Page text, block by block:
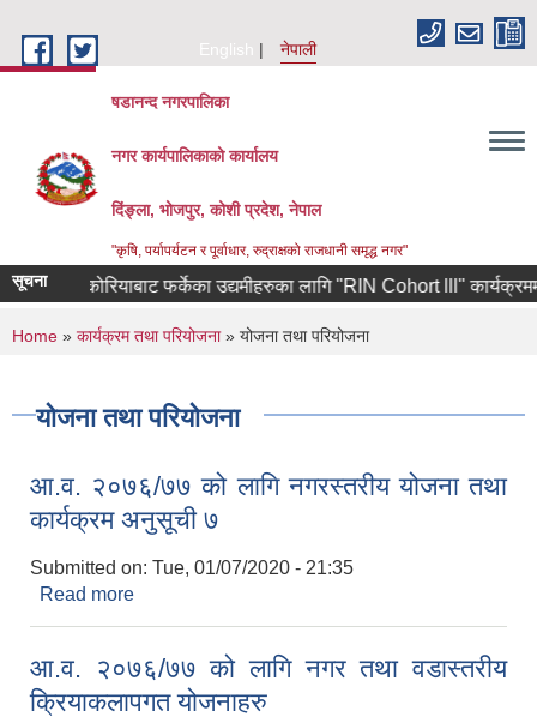
English
नेपाली
षडानन्द नगरपालिका
नगर कार्यपालिकाको कार्यालय
दिंङ्ला, भोजपुर, कोशी प्रदेश, नेपाल
"कृषि, पर्यापर्यटन र पूर्वाधार, रुद्राक्षको राजधानी समृद्ध नगर"
सूचना
दक्षिण कोरियाबाट फर्केका उद्यमीहरुका लागि "RIN Cohort lll" कार्यक्रममा
You are here
Home » कार्यक्रम तथा परियोजना» योजना तथा परियोजना
योजना तथा परियोजना
आ.व. २०७६/७७ को लागि नगरस्तरीय योजना तथा
कार्यक्रम अनुसूची ७
Submitted on: Tue, 01/07/2020 - 21:35
Read more
आ.व. २०७६/७७ को लागि नगर तथा वडास्तरीय
क्रियाकलापगत योजनाहरु